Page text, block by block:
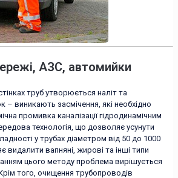
АЗС, автомийки
труб утворюється наліт та
– виникають засмічення, які необхідно
промивка каналізації гідродинамічним
технологія, що дозволяє усунути
у трубах діаметром від 50 до 1000
вапняні, жирові та інші типи
цього методу проблема вирішується
того, очищення трубопроводів